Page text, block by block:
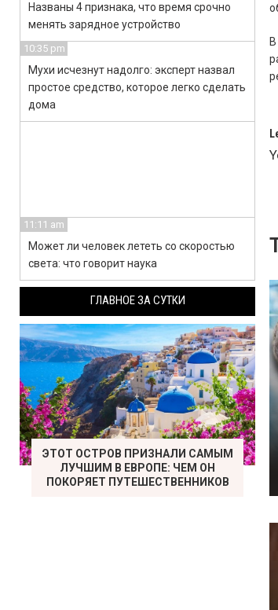
Названы 4 признака, что время срочно
менять зарядное устройство
10:35 pm
Мухи исчезнут надолго: эксперт назвал
простое средство, которое легко сделать
дома
11:11 am
Может ли человек лететь со скоростью
света: что говорит наука
ГЛАВНОЕ ЗА СУТКИ
ЭТОТ ОСТРОВ ПРИЗНАЛИ САМЫМ
ЛУЧШИМ В ЕВРОПЕ: ЧЕМ ОН
ПОКОРЯЕТ ПУТЕШЕСТВЕННИКОВ